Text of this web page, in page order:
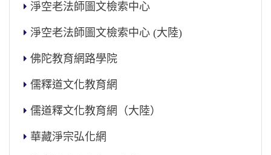
淨空老法師圖文檢索中心
淨空老法師圖文檢索中心 (大陸)
佛陀教育網路學院
儒釋道文化教育網
儒道釋文化教育網（大陸）
華藏淨宗弘化網